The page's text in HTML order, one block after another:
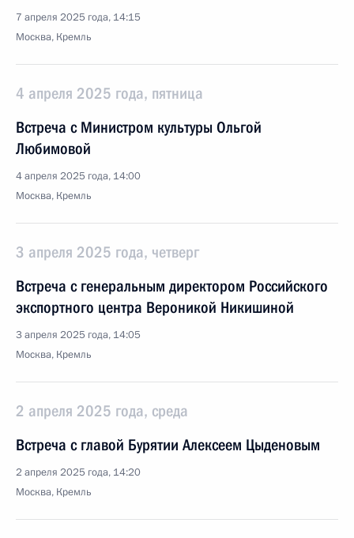
7 апреля 2025 года, 14:15
Москва, Кремль
4 апреля 2025 года, пятница
Встреча с Министром культуры Ольгой
Любимовой
4 апреля 2025 года, 14:00
Москва, Кремль
3 апреля 2025 года, четверг
Встреча с генеральным директором Российского
экспортного центра Вероникой Никишиной
3 апреля 2025 года, 14:05
Москва, Кремль
2 апреля 2025 года, среда
Встреча с главой Бурятии Алексеем Цыденовым
2 апреля 2025 года, 14:20
Москва, Кремль